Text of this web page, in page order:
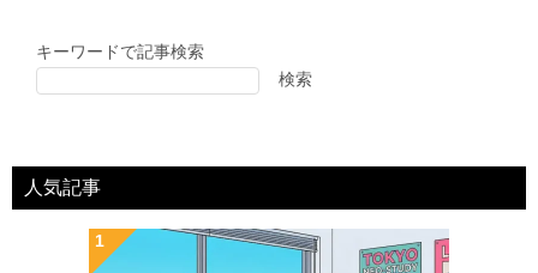
キーワードで記事検索
検索
人気記事